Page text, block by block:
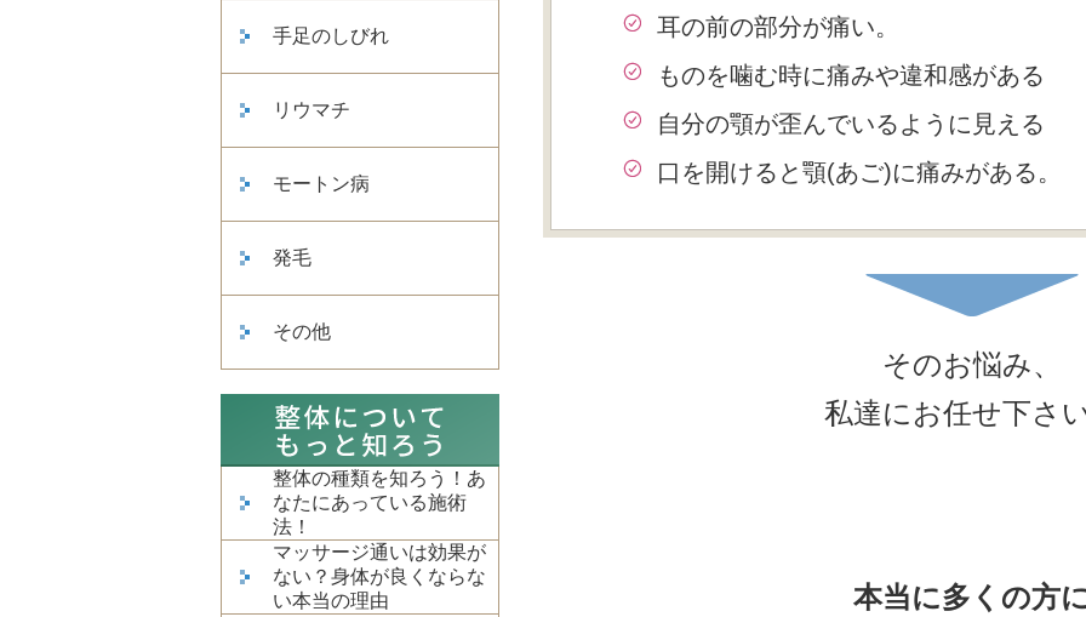
手足のしびれ
リウマチ
モートン病
発毛
その他
整体の種類を知ろう！あ
なたにあっている施術
法！
マッサージ通いは効果が
ない？身体が良くならな
い本当の理由
耳の前の部分が痛い。
ものを噛む時に痛みや違和感がある
自分の顎が歪んでいるように見える
口を開けると顎(あご)に痛みがある。
そのお悩み、
私達にお任せ下さ
本当に多くの方